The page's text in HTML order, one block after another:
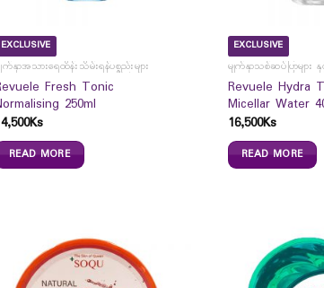
EXCLUSIVE
က်နှာအသားရေထိန်းသိမ်းရန်ပစ္စည်းများ
Fresh Tonic
250ml
Ks
READ MORE
EXCLUSIVE
Revuele Hydra
Micellar Water
16,500Ks
READ MORE